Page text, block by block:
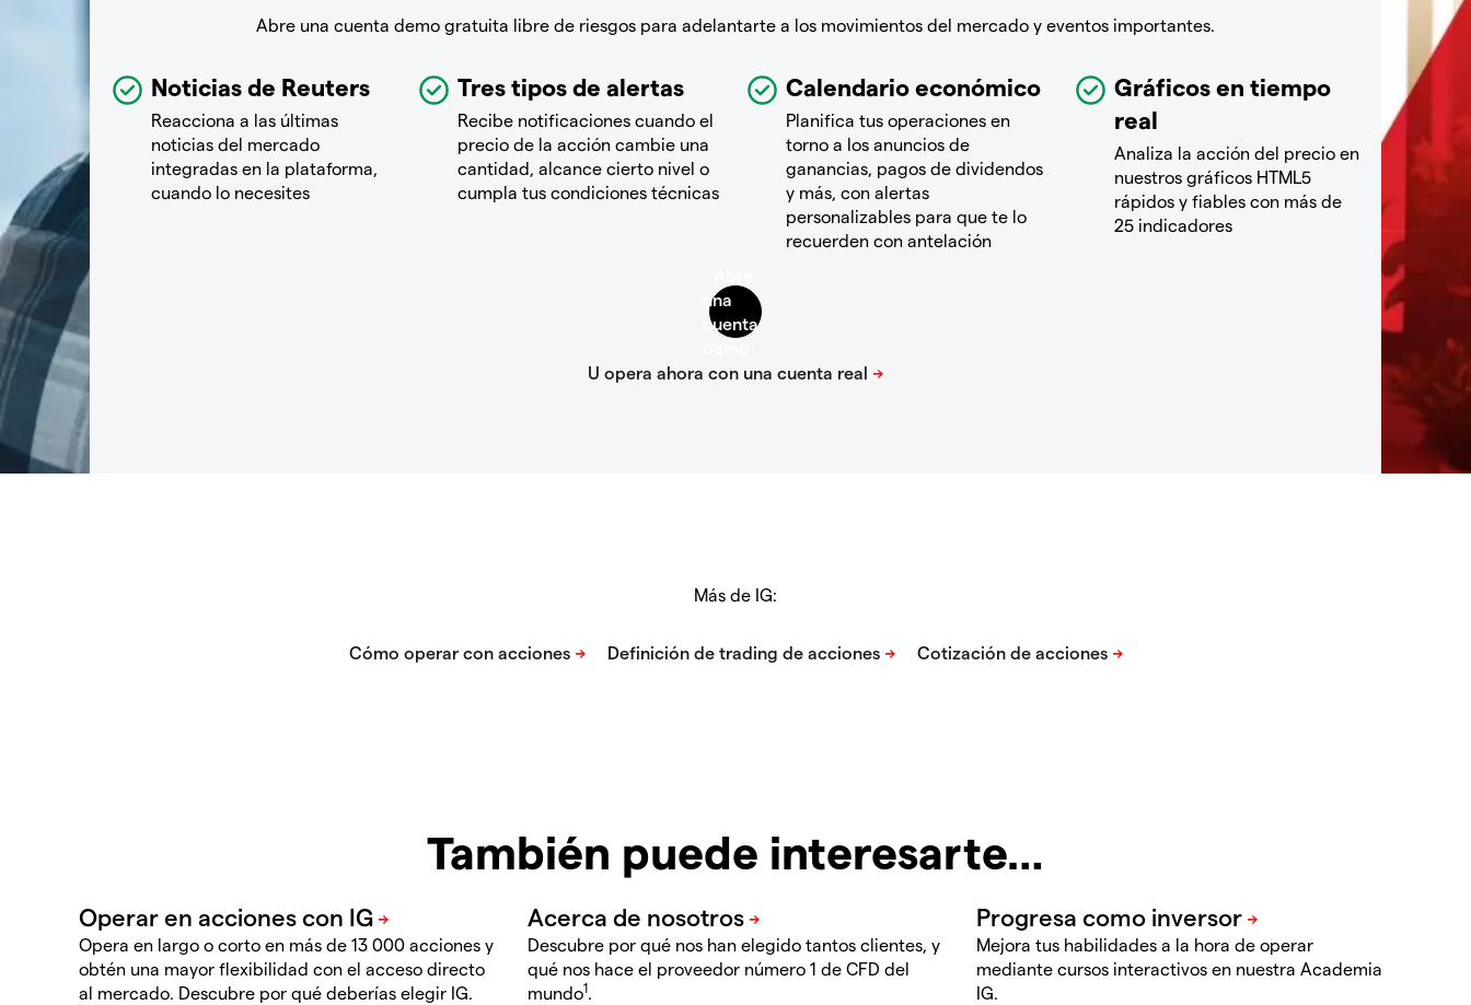
Abre una cuenta demo gratuita libre de riesgos para adelantarte a los movimientos del mercado y eventos importantes.
Noticias de Reuters
Reacciona a las últimas
noticias del mercado
integradas en la plataforma,
cuando lo necesites
Tres tipos de alertas
Recibe notificaciones cuando el
precio de la acción cambie una
cantidad, alcance cierto nivel o
cumpla tus condiciones técnicas
Calendario económico
Planifica tus operaciones en
torno a los anuncios de
ganancias, pagos de dividendos
y más, con alertas
personalizables para que te lo
recuerden con antelación
Gráficos en tiempo
real
Analiza la acción del precio en
nuestros gráficos HTML5
rápidos y fiables con más de
25 indicadores
Más de IG:
También puede interesarte…
Opera en largo o corto en más de 13 000 acciones y
obtén una mayor flexibilidad con el acceso directo
al mercado. Descubre por qué deberías elegir IG.
Descubre por qué nos han elegido tantos clientes, y
qué nos hace el proveedor número 1 de CFD del
mundo1.
Mejora tus habilidades a la hora de operar
mediante cursos interactivos en nuestra Academia
IG.